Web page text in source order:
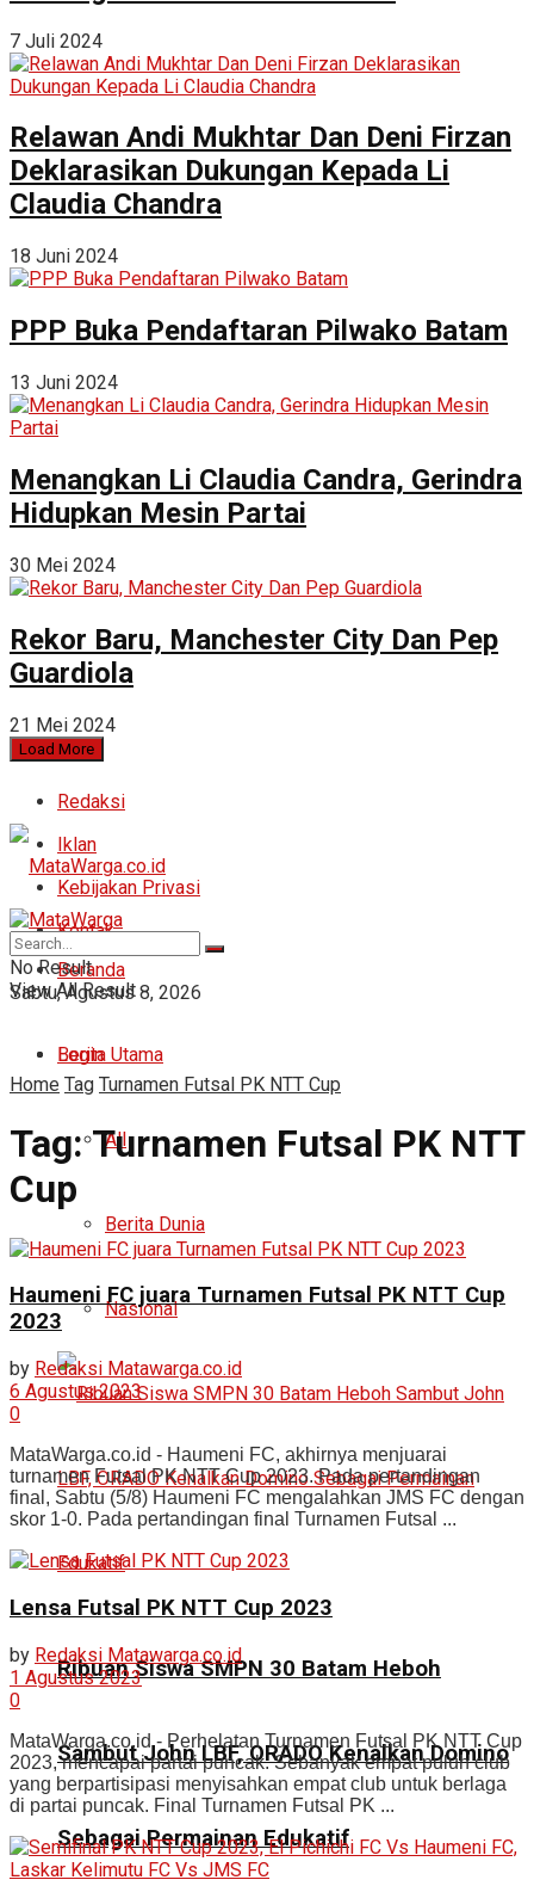
7 Juli 2024
Relawan Andi Mukhtar Dan Deni Firzan
Deklarasikan Dukungan Kepada Li
Claudia Chandra
18 Juni 2024
PPP Buka Pendaftaran Pilwako Batam
13 Juni 2024
Menangkan Li Claudia Candra, Gerindra
Hidupkan Mesin Partai
30 Mei 2024
Rekor Baru, Manchester City Dan Pep
Guardiola
21 Mei 2024
Load More
Redaksi
Iklan
Kebijakan Privasi
Kontak
Sabtu, Agustus 8, 2026
Login
Beranda
Berita Utama
All
Berita Dunia
Nasional
Ribuan Siswa SMPN 30 Batam Heboh
Sambut John LBF, ORADO Kenalkan Domino
Sebagai Permainan Edukatif
No Result
View All Result
Home Tag Turnamen Futsal PK NTT Cup
Tag:Turnamen Futsal PK NTT
Cup
Haumeni FC juara Turnamen Futsal PK NTT Cup
2023
by Redaksi Matawarga.co.id
6 Agustus 2023
0
MataWarga.co.id - Haumeni FC, akhirnya menjuarai
turnamen Futsal PK NTT Cup 2023. Pada pertandingan
final, Sabtu (5/8) Haumeni FC mengalahkan JMS FC dengan
skor 1-0. Pada pertandingan final Turnamen Futsal ...
Lensa Futsal PK NTT Cup 2023
by Redaksi Matawarga.co.id
1 Agustus 2023
0
MataWarga.co.id - Perhelatan Turnamen Futsal PK NTT Cup
2023, mencapai partai puncak. Sebanyak empat puluh club
yang berpartisipasi menyisahkan empat club untuk berlaga
di partai puncak. Final Turnamen Futsal PK ...